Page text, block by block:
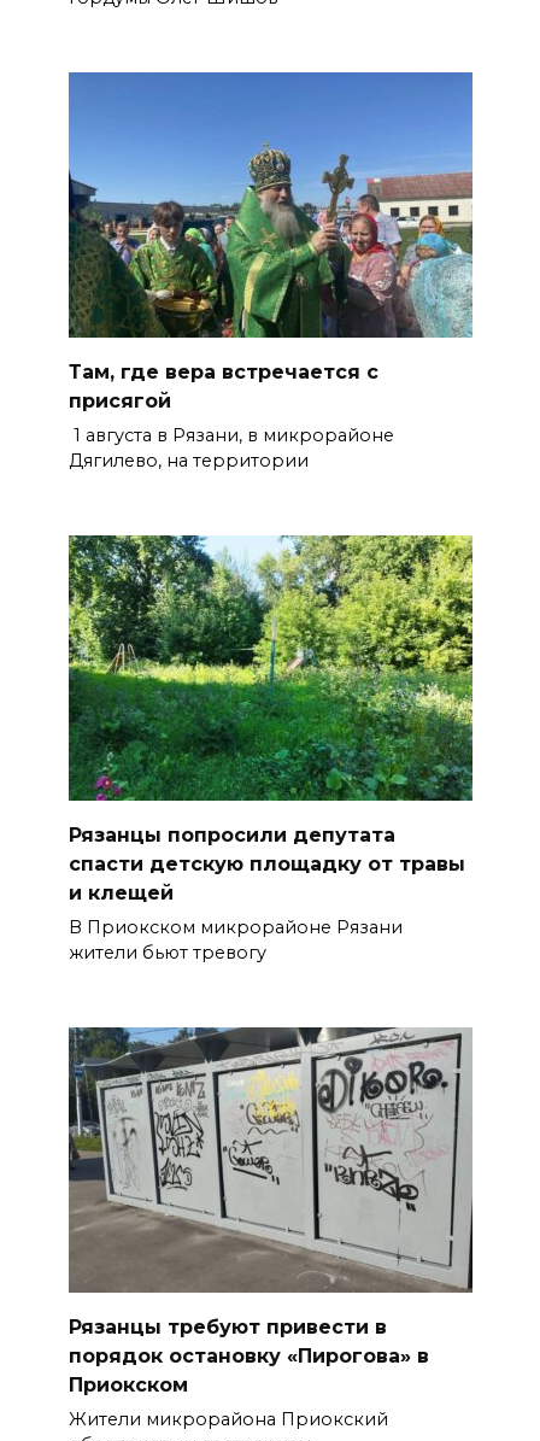
Там, где вера встречается с
присягой
1 августа в Рязани, в микрорайоне
Дягилево, на территории
Рязанцы попросили депутата
спасти детскую площадку от травы
и клещей
В Приокском микрорайоне Рязани
жители бьют тревогу
Рязанцы требуют привести в
порядок остановку «Пирогова» в
Приокском
Жители микрорайона Приокский